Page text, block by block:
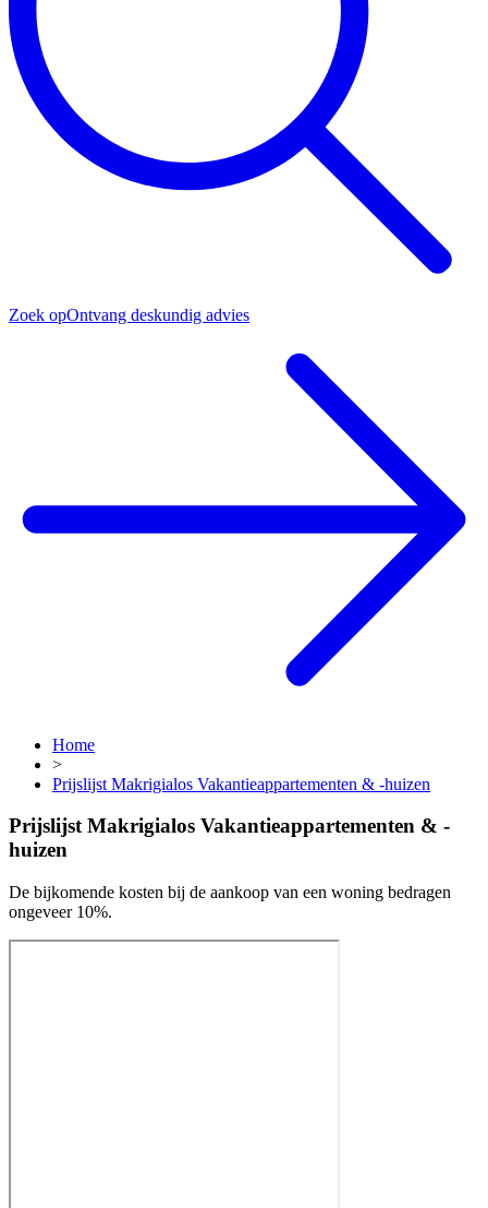
Zoek opOntvang deskundig advies
Home
>
Prijslijst Makrigialos Vakantieappartementen & -huizen
Prijslijst Makrigialos Vakantieappartementen & -
huizen
De bijkomende kosten bij de aankoop van een woning bedragen
ongeveer 10%.